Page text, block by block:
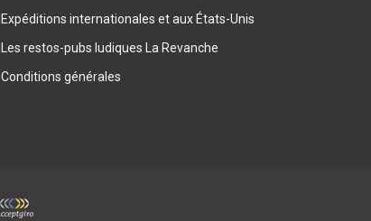
Expéditions internationales et aux États-Unis
Les restos-pubs ludiques La Revanche
Conditions générales